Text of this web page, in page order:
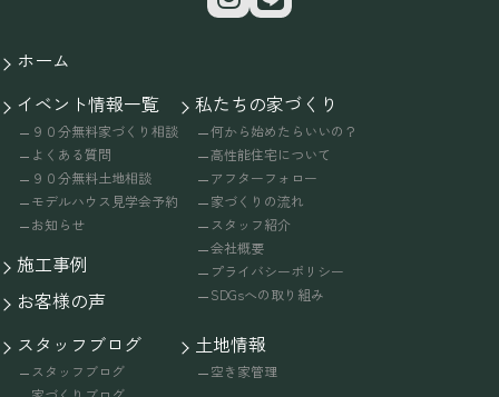
ホーム
イベント情報一覧
９０分無料家づくり相談
よくある質問
９０分無料土地相談
モデルハウス見学会予約
お知らせ
施工事例
お客様の声
私たちの家づくり
何から始めたらいいの？
高性能住宅について
アフターフォロー
家づくりの流れ
スタッフ紹介
会社概要
プライバシーポリシー
SDGsへの取り組み
スタッフブログ
スタッフブログ
土地情報
空き家管理